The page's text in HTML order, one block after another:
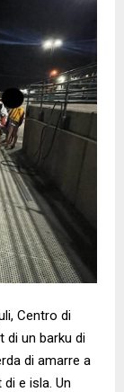
Centro di
di un barku di
di amarre a
e isla. Un